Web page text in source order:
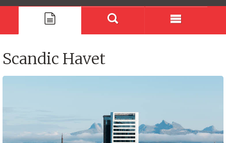
Scandic Havet